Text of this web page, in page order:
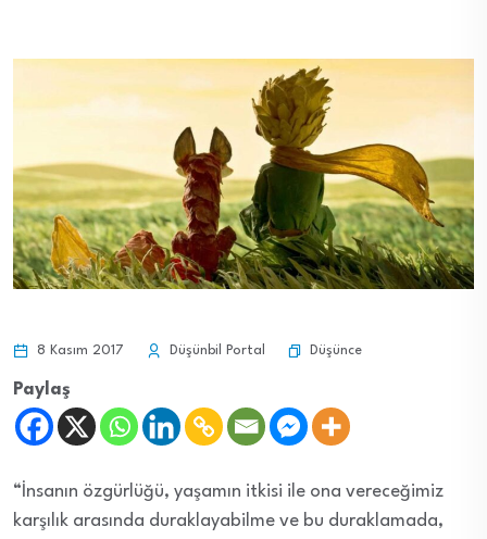
8 Kasım 2017 Düşünbil Portal Düşünce
Paylaş
“İnsanın özgürlüğü, yaşamın itkisi ile ona vereceğimiz
karşılık arasında duraklayabilme ve bu duraklamada,